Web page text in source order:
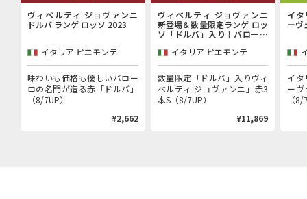
ヴィベルティ ジョヴァンニ
ドルバ ランゲ ロッソ 2023
イタリア ピエモンテ
味わいも価格も優しいバロー
ロの名門が造る赤「ドルバ」
（8/7UP）
¥2,662
ヴィベルティ ジョヴァンニ
新登場＆数量限定ランゲ ロッ
ソ「ドルバ」入り！バローロ
産者「ヴィベルティ ジョヴァ
ンニ」赤3本セット
イタリア ピエモンテ
数量限定「ドルバ」入りヴィ
ベルティ ジョヴァンニ」赤3
本S（8/7UP）
¥11,869
イタ
ーヴ
イタ
ー
（